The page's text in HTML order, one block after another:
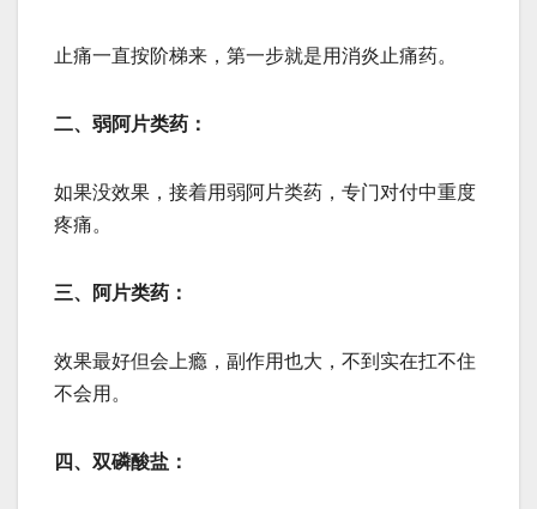
止痛一直按阶梯来，第一步就是用消炎止痛药。
二、弱阿片类药：
如果没效果，接着用弱阿片类药，专门对付中重度
疼痛。
三、阿片类药：
效果最好但会上瘾，副作用也大，不到实在扛不住
不会用。
四、双磷酸盐：